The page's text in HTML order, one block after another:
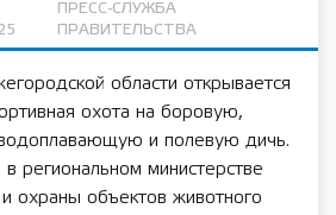
ПРЕСС-СЛУЖБА
ПРАВИТЕЛЬСТВА
области открывается
охота на боровую,
и полевую дичь.
региональном министерстве
и охраны объектов животного